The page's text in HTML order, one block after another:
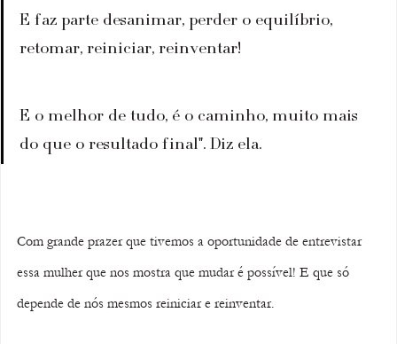
E faz parte desanimar, perder o equilíbrio,
retomar, reiniciar, reinventar!
E o melhor de tudo, é o caminho, muito mais
do que o resultado final". Diz ela.
Com grande prazer que tivemos a oportunidade de entrevistar
essa mulher que nos mostra que mudar é possível! E que só
depende de nós mesmos reiniciar e reinventar.